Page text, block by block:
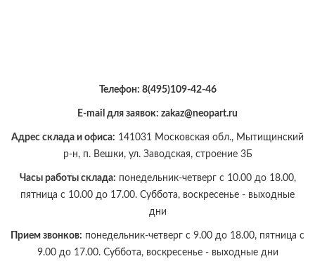
Телефон: 8(495)109-42-46
E-mail для заявок: zakaz@neopart.ru
Адрес склада и офиса: 141031 Московская обл., Мытищинский
р-н, п. Вешки, ул. Заводская, строение 3Б
Часы работы склада: понедельник-четверг с 10.00 до 18.00,
пятница с 10.00 до 17.00. Суббота, воскресенье - выходные
дни
Прием звонков: понедельник-четверг с 9.00 до 18.00, пятница с
9.00 до 17.00. Суббота, воскресенье - выходные дни